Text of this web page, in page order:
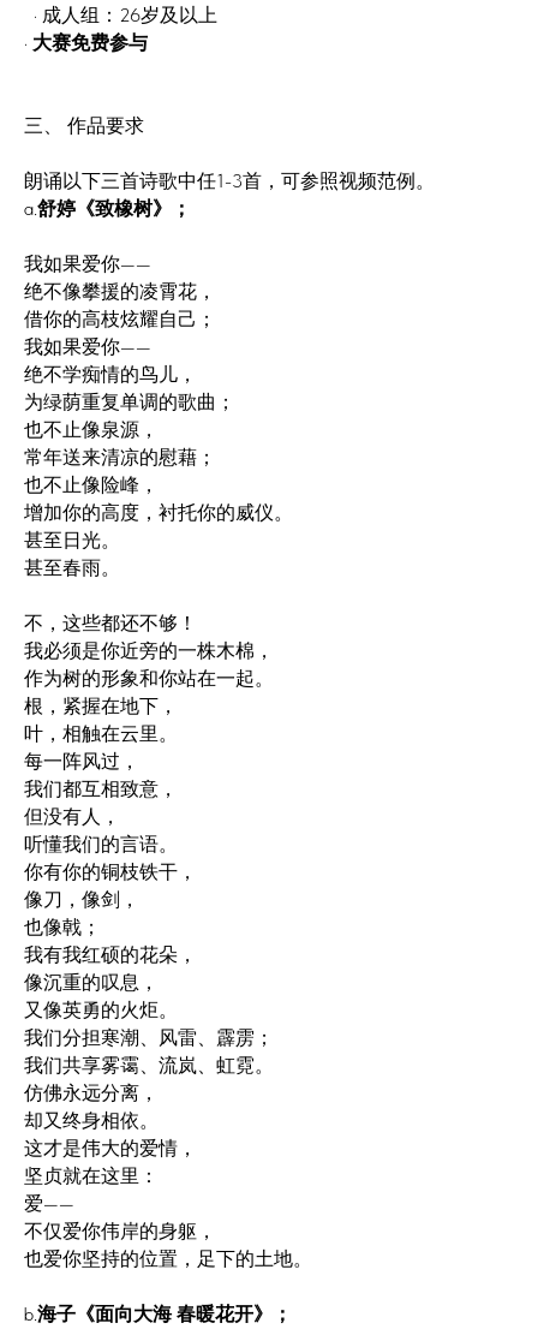
· 成人组：26岁及以上
· 大赛免费参与
三、 作品要求
朗诵以下三首诗歌中任1-3首，可参照视频范例。
a.舒婷《致橡树》；
我如果爱你——
绝不像攀援的凌霄花，
借你的高枝炫耀自己；
我如果爱你——
绝不学痴情的鸟儿，
为绿荫重复单调的歌曲；
也不止像泉源，
常年送来清凉的慰藉；
也不止像险峰，
增加你的高度，衬托你的威仪。
甚至日光。
甚至春雨。
不，这些都还不够！
我必须是你近旁的一株木棉，
作为树的形象和你站在一起。
根，紧握在地下，
叶，相触在云里。
每一阵风过，
我们都互相致意，
但没有人，
听懂我们的言语。
你有你的铜枝铁干，
像刀，像剑，
也像戟；
我有我红硕的花朵，
像沉重的叹息，
又像英勇的火炬。
我们分担寒潮、风雷、霹雳；
我们共享雾霭、流岚、虹霓。
仿佛永远分离，
却又终身相依。
这才是伟大的爱情，
坚贞就在这里：
爱——
不仅爱你伟岸的身躯，
也爱你坚持的位置，足下的土地。
b.海子《面向大海 春暖花开》；